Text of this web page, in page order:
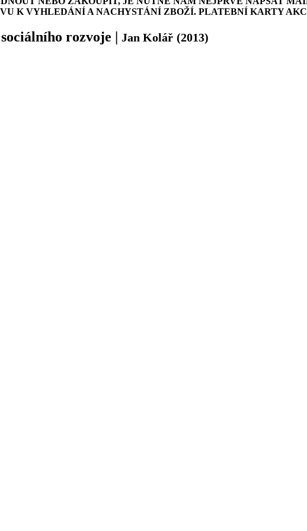
K VYHLEDÁNÍ A NACHYSTÁNÍ ZBOŽÍ. PLATEBNÍ KARTY
rozvoje | Jan Kolář (2013)